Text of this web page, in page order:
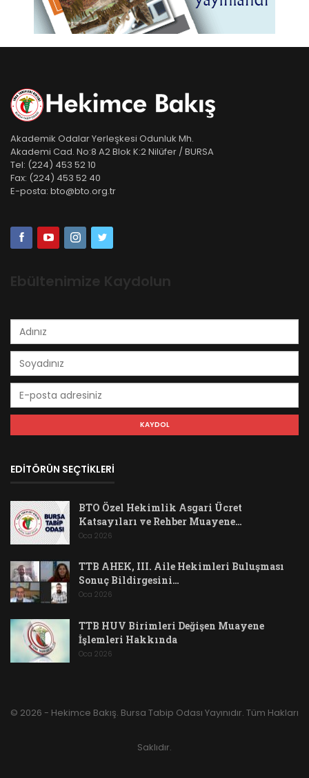
Akademik Odalar Yerleşkesi Odunluk Mh.
Akademi Cad. No:8 A2 Blok K:2 Nilüfer / BURSA
Tel: (224) 453 52 10
Fax: (224) 453 52 40
E-posta: bto@bto.org.tr
Ebültenimize Kaydolun
EDİTÖRÜN SEÇTİKLERİ
BTO Özel Hekimlik Asgari Ücret
Katsayıları ve Rehber Muayene…
Oca 2026
TTB AHEK, III. Aile Hekimleri Buluşması
Sonuç Bildirgesini…
Oca 2026
TTB HUV Birimleri Değişen Muayene
İşlemleri Hakkında
Oca 2026
© 2026 - Hekimce Bakış. Bursa Tabip Odası Yayınıdır. Tüm Hakları
Saklıdır.